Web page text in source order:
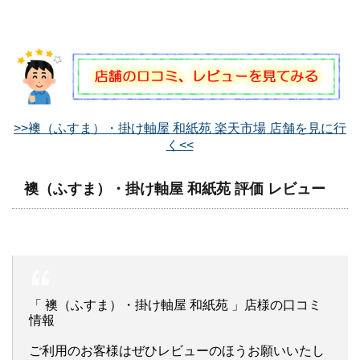
>>襖（ふすま）・掛け軸屋 和紙苑 楽天市場 店舗を見に行
く<<
襖（ふすま）・掛け軸屋 和紙苑 評価 レビュー
「 襖（ふすま）・掛け軸屋 和紙苑 」店様の口コミ
情報
ご利用のお客様はぜひレビューのほうお願いいたし